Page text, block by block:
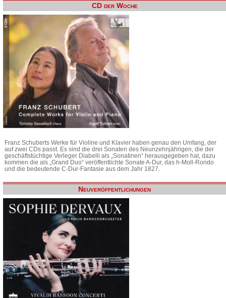
CD der Woche
Franz Schuberts Werke für Violine und Klavier haben genau den Umfang, der
auf zwei CDs passt. Es sind die drei Sonaten des Neunzehnjährigen, die der
geschäftstüchtige Verleger Diabelli als „Sonatinen“ herausgegeben hat, dazu
kommen die als „Grand Duo“ veröffentlichte Sonate A-Dur, das h-Moll-Rondo
und die bedeutende C-Dur-Fantasie aus dem Jahr 1827.
Neuveröffentlichungen